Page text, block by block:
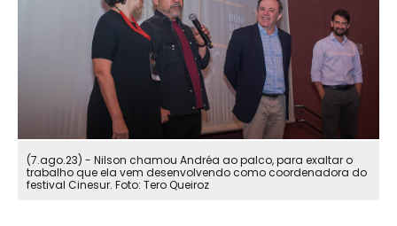
(7.ago.23) - Nilson chamou Andréa ao palco, para exaltar o
trabalho que ela vem desenvolvendo como coordenadora do
festival Cinesur. Foto: Tero Queiroz